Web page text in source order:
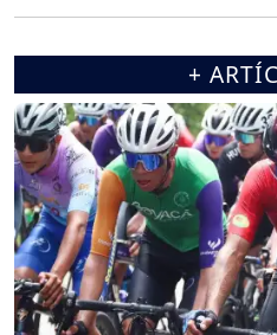
+